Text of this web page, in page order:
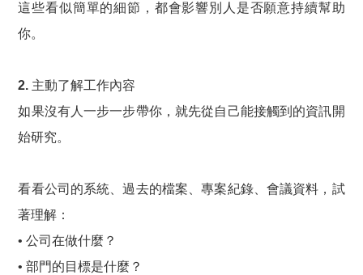
這些看似簡單的細節，都會影響別人是否願意持續幫助
你。
2. 主動了解工作內容
如果沒有人一步一步帶你，就先從自己能接觸到的資訊開
始研究。
看看公司的系統、過去的檔案、專案紀錄、會議資料，試
著理解：
• 公司在做什麼？
• 部門的目標是什麼？